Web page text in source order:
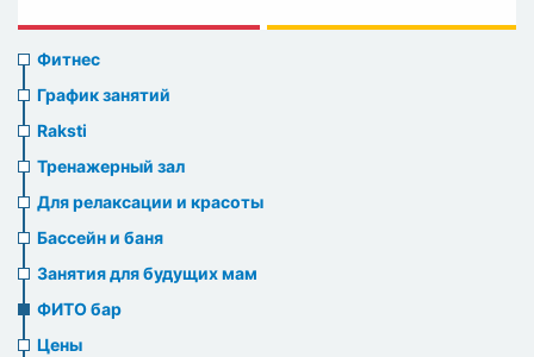
Sports
menu
Фитнес
График занятий
Raksti
Тренажерный зал
Для релаксации и красоты
Бассейн и баня
Занятия для будущих мам
ФИТО бар
Цены